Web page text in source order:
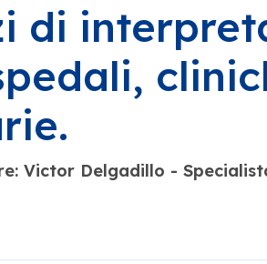
di
Victor Delgadillo -